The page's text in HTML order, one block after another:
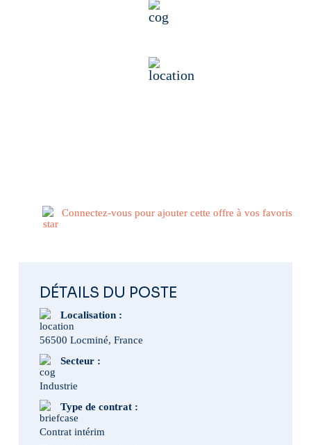
Connectez-vous pour ajouter cette offre à vos favoris
DÉTAILS DU POSTE
Localisation :
56500 Locminé, France
Secteur :
Industrie
Type de contrat :
Contrat intérim